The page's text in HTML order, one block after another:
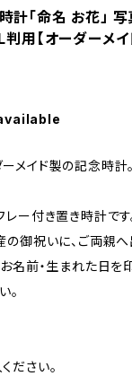
計「命名 お花」
用【オーダーメイ
イド製の記念時計
レー付き置き時計で
御祝いに、ご両親
名前・生まれた日
。
ださい。